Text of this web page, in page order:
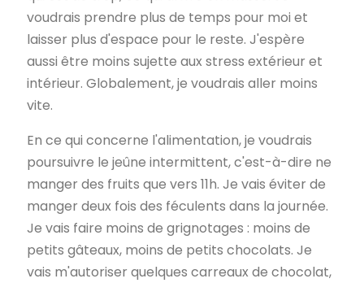
voudrais prendre plus de temps pour moi et
laisser plus d'espace pour le reste. J'espère
aussi être moins sujette aux stress extérieur et
intérieur. Globalement, je voudrais aller moins
vite.
En ce qui concerne l'alimentation, je voudrais
poursuivre le jeûne intermittent, c'est-à-dire ne
manger des fruits que vers 11h. Je vais éviter de
manger deux fois des féculents dans la journée.
Je vais faire moins de grignotages : moins de
petits gâteaux, moins de petits chocolats. Je
vais m'autoriser quelques carreaux de chocolat,